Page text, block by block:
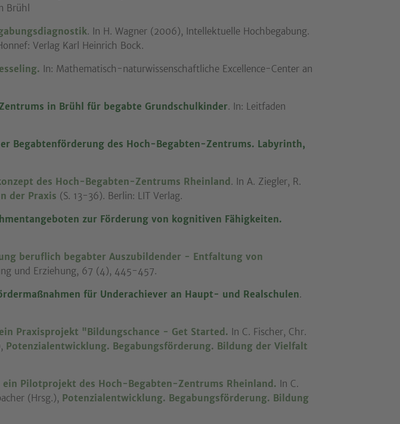
Brühl
. In H. Wagner (2006), Intellektuelle Hochbegabung.
Verlag Karl Heinrich Bock.
In: Mathematisch-naturwissenschaftliche Excellence-Center an
in Brühl für begabte Grundschulkinder. In: Leitfaden
Begabtenförderung des Hoch-Begabten-Zentrums. Labyrinth,
des Hoch-Begabten-Zentrums Rheinland . In A. Ziegler, R.
der Praxis (S. 13-36). Berlin: LIT Verlag.
zur Förderung von kognitiven Fähigkeiten.
beruflich begabter Auszubildender - Entfaltung von
und Erziehung, 67 (4), 445-457.
für Underachiever an Haupt- und Realschulen.
Praxisprojekt "Bildungschance - Get Started. In C. Fischer, Chr.
Potenzialentwicklung. Begabungsförderung. Bildung der Vielfalt
Pilotprojekt des Hoch-Begabten-Zentrums Rheinland. In C.
(Hrsg.), Potenzialentwicklung. Begabungsförderung. Bildung